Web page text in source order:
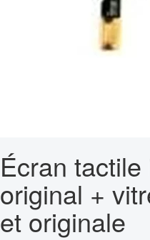
Écran
original +
et originale